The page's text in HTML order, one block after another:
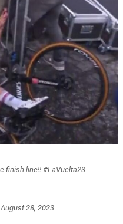
finish line!!#LaVuelta23
August 28, 2023